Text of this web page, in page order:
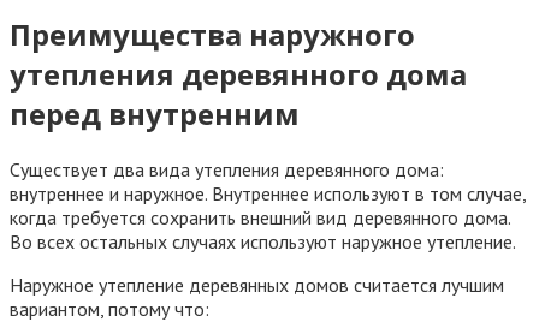
Наружное утепление деревянных стен увеличивает
срок службы дома, потому что стены не отсыревают, не
продуваются, не разрушаются от влаги и других
внешних факторов.
Экономится полезная площадь дома, которая
монтируемого каркаса и самого утеплителя.
Особенности утепления
деревянного дома снаружи: что